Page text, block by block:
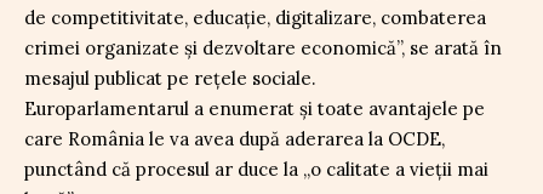
de competitivitate, educație, digitalizare, combaterea
crimei organizate și dezvoltare economică”, se arată în
mesajul publicat pe rețele sociale.
Europarlamentarul a enumerat și toate avantajele pe
care România le va avea după aderarea la OCDE,
punctând că procesul ar duce la „o calitate a vieții mai